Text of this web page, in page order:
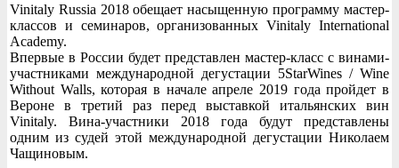
Vinitaly Russia 2018 обещает насыщенную программу мастер-
классов и семинаров, организованных Vinitaly International
Academy.
Впервые в России будет представлен мастер-класс с винами-
участниками международной дегустации 5StarWines / Wine
Without Walls, которая в начале апреле 2019 года пройдет в
Вероне в третий раз перед выставкой итальянских вин
Vinitaly. Вина-участники 2018 года будут представлены
одним из судей этой международной дегустации Николаем
Чащиновым.